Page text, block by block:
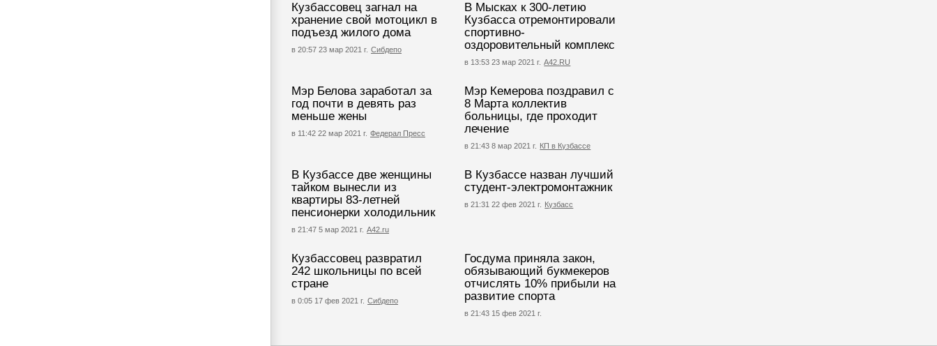
Кузбассовец загнал на
хранение свой мотоцикл в
подъезд жилого дома
в 20:57 23 мар 2021 г. Сибдепо
В Мысках к 300-летию
Кузбасса отремонтировали
спортивно-
оздоровительный комплекс
в 13:53 23 мар 2021 г. А42.RU
Мэр Белова заработал за
год почти в девять раз
меньше жены
в 11:42 22 мар 2021 г. Федерал Пресс
Мэр Кемерова поздравил с
8 Марта коллектив
больницы, где проходит
лечение
в 21:43 8 мар 2021 г. КП в Кузбассе
В Кузбассе две женщины
тайком вынесли из
квартиры 83-летней
пенсионерки холодильник
в 21:47 5 мар 2021 г. А42.ru
В Кузбассе назван лучший
студент-электромонтажник
в 21:31 22 фев 2021 г. Кузбасс
Кузбассовец развратил
242 школьницы по всей
стране
в 0:05 17 фев 2021 г. Сибдепо
Госдума приняла закон,
обязывающий букмекеров
отчислять 10% прибыли на
развитие спорта
в 21:43 15 фев 2021 г.